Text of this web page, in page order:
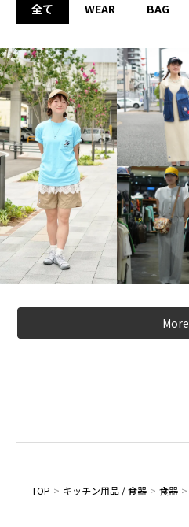
全て WEAR BAG
More
TOP > キッチン用品 / 食器 > 食器 >